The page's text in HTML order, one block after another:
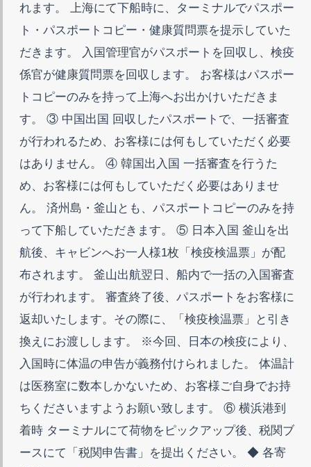
れます。 上海にて下船時に、ターミナルでパスポー
ト・パスポートコピー・健康質問票を提示していた
だきます。 入国管理官がパスポートを回収し、検疫
係官が健康質問票を回収します。 お客様はパスポー
トコピーのみを持って上海へお出かけいただきま
す。 ③ 中国出国 回収したパスポートで、一括審査
が行われるため、お客様には何もしていただく必要
はありません。 ④ 韓国出入国 一括審査を行うた
め、お客様には何もしていただく必要はありませ
ん。 済州島・釜山とも、パスポートコピーのみを持
って下船していただきます。 ⑤ 日本入国 釜山を出
航後、キャビンへお一人様1枚「検疫検温票」が配
布されます。 釜山出航翌日、船内で一括の入国審査
が行われます。 審査終了後、パスポートをお客様に
返却いたします。その際に、「検疫検温票」と引き
換えにお渡しします。 ※今回、日本の検疫により、
入国時に体温の申告が義務付けられました。 体温計
は医務室に数本しかないため、お客様ご自身でお持
ちくださいますようお願い致します。 ⑥ 横浜港到
着時 ターミナルにて荷物をピックアップ後、税関ブ
ースにて「税関申告書」を提出ください。 ◆ 各寄